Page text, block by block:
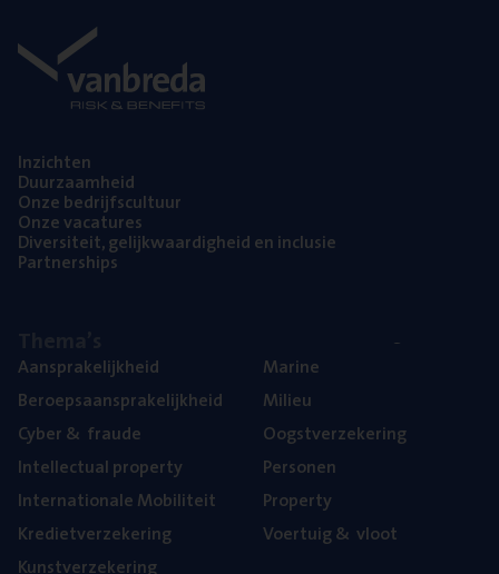
Inzich­ten
Duur­zaam­heid
Onze bedrijfs­cul­tuur
Onze vaca­tu­res
Diver­si­teit, gelijk­waar­dig­heid en inclusie
Part­ner­ships
Aan­spra­ke­lijk­heid
Beroeps­aan­spra­ke­lijk­heid
Cyber& fraude
Intel­lec­tu­al property
Inter­na­ti­o­na­le Mobiliteit
Kre­diet­ver­ze­ke­ring
Kunst­ver­ze­ke­ring
Mari­ne
Mili­eu
Oogst­ver­ze­ke­ring
Per­so­nen
Pro­per­ty
Voer­tuig& vloot